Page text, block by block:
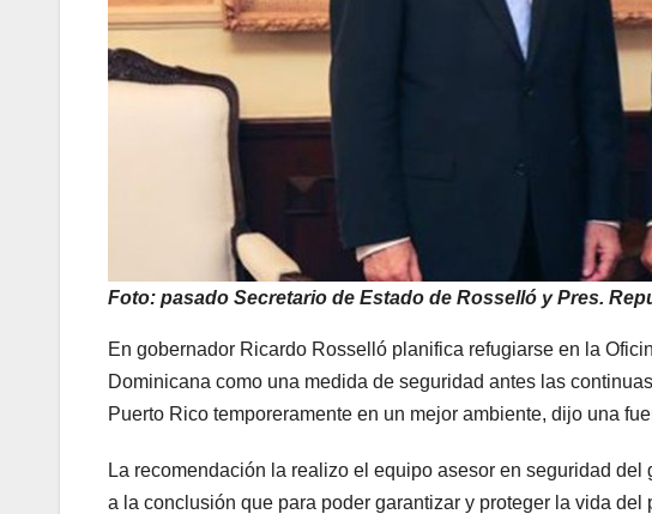
Foto: pasado Secretario de Estado de Rosselló y Pres.
En gobernador Ricardo Rosselló planifica refugiarse en la
Dominicana como una medida de seguridad antes las
Puerto Rico temporeramente en un mejor ambiente, dijo una
La recomendación la realizo el equipo asesor en seguridad
a la conclusión que para poder garantizar y proteger la vida